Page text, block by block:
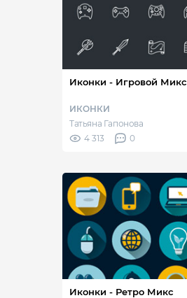
Иконки - Игровой Микс
ИКОНКИ
Татьяна Гапонова
4 313
0
Иконки - Ретро Микс